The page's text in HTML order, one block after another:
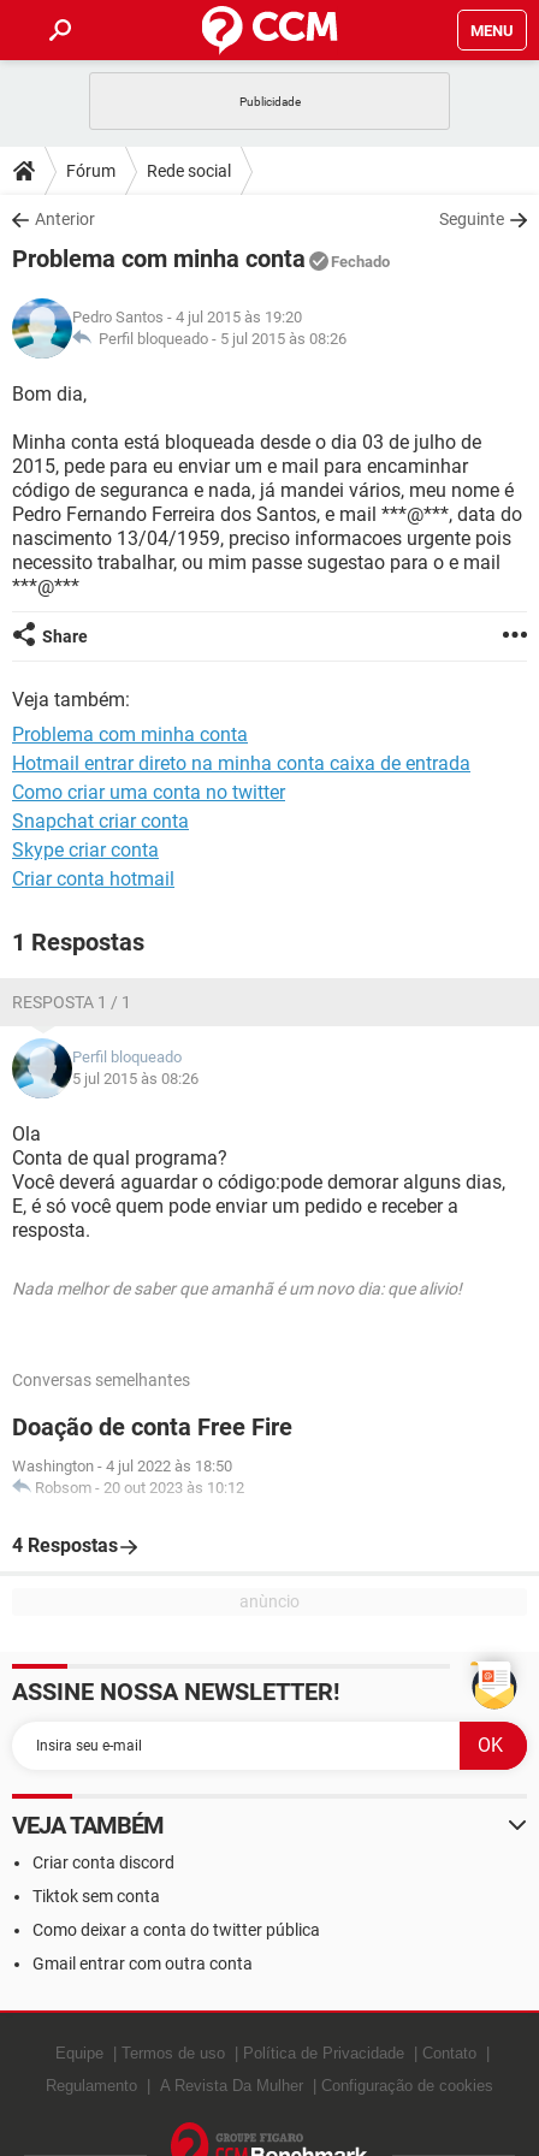
MENU
CELULAR
OUTLOOK
INSTAGRAM GMAIL
GUIA DE COMPRAS
DICAS
JOGOS
INSTAGRAM GMAIL
GUIA DE COMPRAS
DOWNLOADS
JOGOS WHATSAPP
CELULAR
OUTLOOK EXCEL
INSTAGRAM
JOGOS WHATSAPP
CELULAR
OUTLOOK
INSTAGRAM GMAIL
GUIA DE COMPRAS
GLOSSÁRIO
JOGOS
OUTLOOK EXCEL
INSTAGRAM GMAIL
GUIA DE COMPRAS
Fórum Rede social
Anterior Seguinte
Problema com minha conta Fechado
Pedro Santos - 4 jul 2015 às 19:20
Perfil bloqueado - 5 jul 2015 às 08:26
Bom dia,
Minha conta está bloqueada desde o dia 03 de julho de
2015, pede para eu enviar um e mail para encaminhar
código de seguranca e nada, já mandei vários, meu nome é
Pedro Fernando Ferreira dos Santos, e mail ***@***, data do
nascimento 13/04/1959, preciso informacoes urgente pois
necessito trabalhar, ou mim passe sugestao para o e mail
***@***
Share
Veja também:
Problema com minha conta
Hotmail entrar direto na minha conta caixa de entrada
Como criar uma conta no twitter
Snapchat criar conta
Skype criar conta
Criar conta hotmail
1 Respostas
RESPOSTA 1 / 1
Perfil bloqueado
5 jul 2015 às 08:26
Ola
Conta de qual programa?
Você deverá aguardar o código:pode demorar alguns dias,
E, é só você quem pode enviar um pedido e receber a
resposta.
Nada melhor de saber que amanhã é um novo dia: que alivio!
Conversas semelhantes
Doação de conta Free Fire
Washington - 4 jul 2022 às 18:50
Robsom - 20 out 2023 às 10:12
4 Respostas
ASSINE NOSSA NEWSLETTER!
VEJA TAMBÉM
Criar conta discord
Tiktok sem conta
Como deixar a conta do twitter pública
Gmail entrar com outra conta
Equipe Termos de uso Política de Privacidade
Contato
Regulamento
A Revista Da Mulher Configuração de cookies